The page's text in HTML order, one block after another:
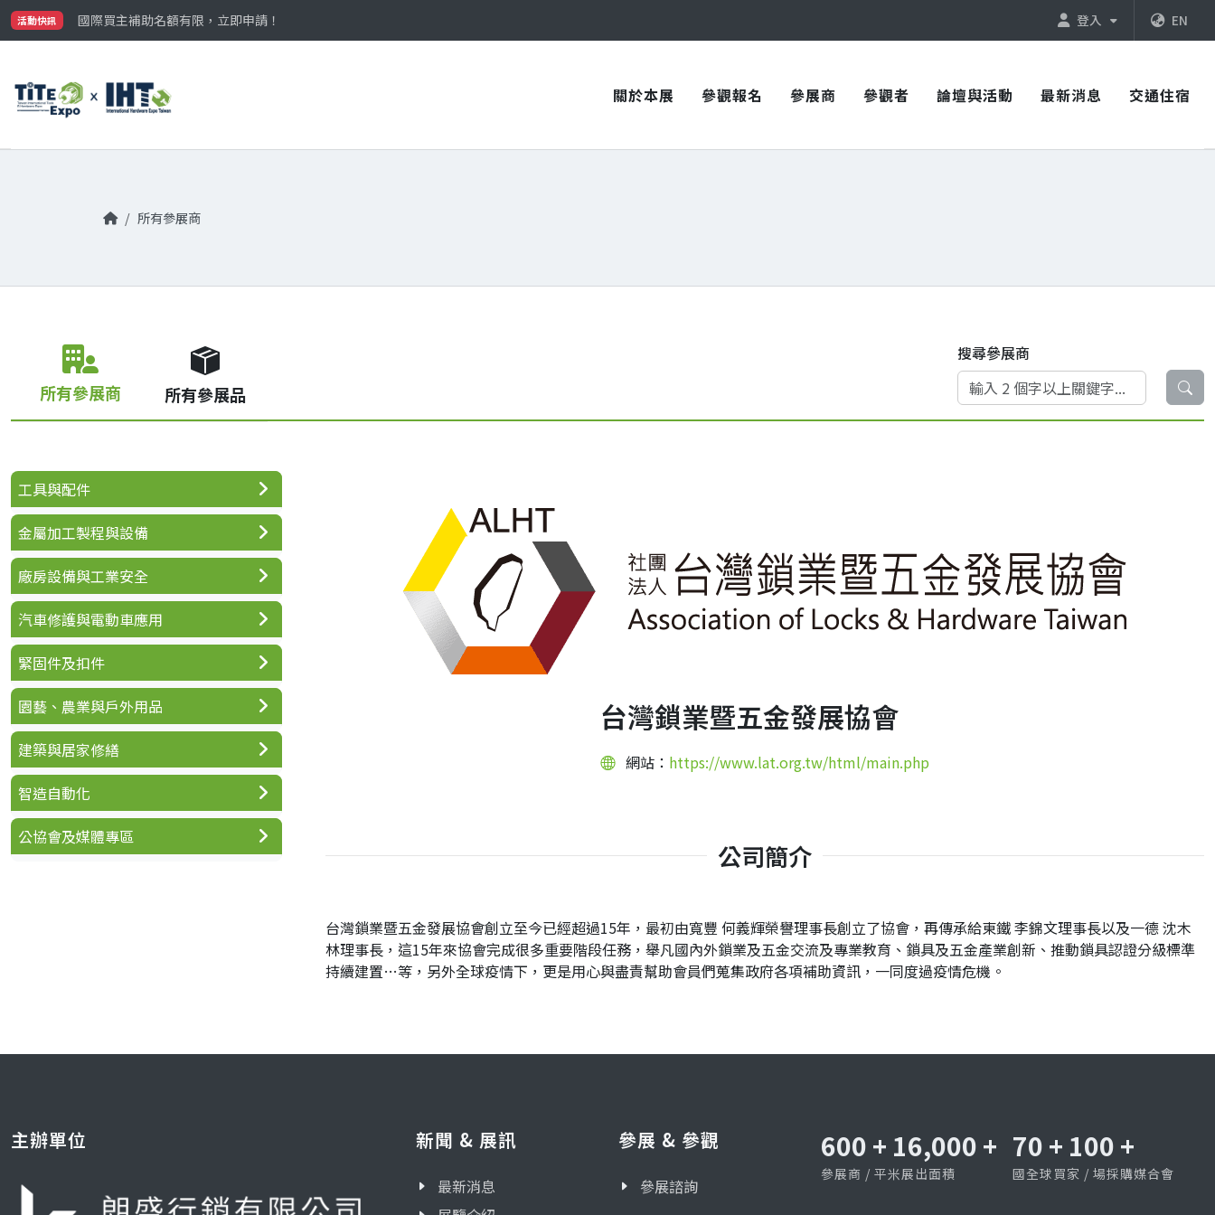
活動快訊
國際買主補助名額有限，立即申請！
參觀門票開放申請中‼️
登入 EN
關於本展 參觀報名 參展商 參觀者 論壇與活動 最新消息 交通住宿
所有參展商
所有參展商 所有參展品
搜尋參展商
台灣鎖業暨五金發展協會
網站： https://www.lat.org.tw/html/main.php
公司簡介
台灣鎖業暨五金發展協會創立至今已經超過15年，最初由寬豐 何義輝榮譽理事長創立了協會，再傳承給東鐵 李錦文理事長以及一德 沈木
林理事長，這15年來協會完成很多重要階段任務，舉凡國內外鎖業及五金交流及專業教育、鎖具及五金產業創新、推動鎖具認證分級標準
持續建置…等，另外全球疫情下，更是用心與盡責幫助會員們蒐集政府各項補助資訊，一同度過疫情危機。
工具與配件
金屬加工製程與設備
廠房設備與工業安全
汽車修護與電動車應用
緊固件及扣件
園藝、農業與戶外用品
建築與居家修繕
智造自動化
公協會及媒體專區
主辦單位 新聞 & 展訊
最新消息
參展 & 參觀
參展諮詢
600 + 16,000 +
參展商 / 平米展出面積
70 + 100 +
國全球買家 / 場採購媒合會